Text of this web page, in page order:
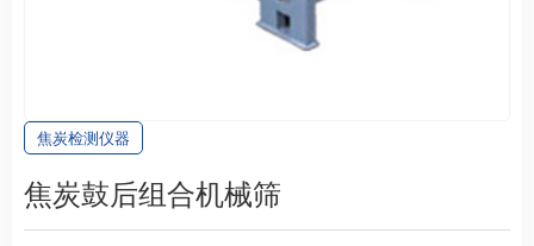
焦炭检测仪器
焦炭鼓后组合机械筛